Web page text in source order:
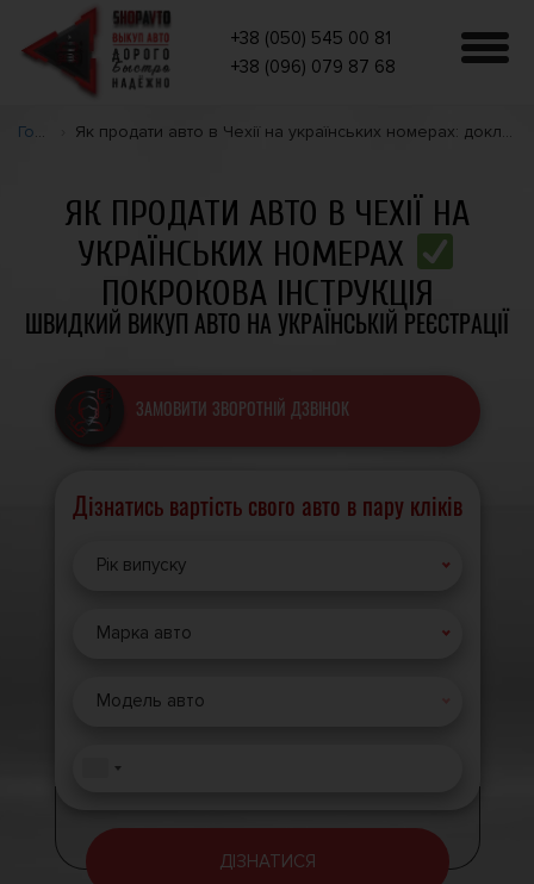
+38 (050) 545 00 81
+38 (096) 079 87 68
Головна Як продати авто в Чехії на українських номерах: докладна інструкція та швидкий спосіб вирішення з ShopAvto
ЯК ПРОДАТИ АВТО В ЧЕХІЇ НА
УКРАЇНСЬКИХ НОМЕРАХ
ПОКРОКОВА ІНСТРУКЦІЯ
ШВИДКИЙ ВИКУП АВТО НА УКРАЇНСЬКІЙ РЕЄСТРАЦІЇ
ЗАМОВИТИ ЗВОРОТНІЙ ДЗВІНОК
Дізнатись вартість свого авто в пару кліків
Рік випуску
Марка авто
Модель авто
ДІЗНАТИСЯ